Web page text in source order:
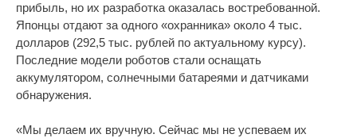
прибыль, но их разработка оказалась востребованной.
Японцы отдают за одного «охранника» около 4 тыс.
долларов (292,5 тыс. рублей по актуальному курсу).
Последние модели роботов стали оснащать
аккумулятором, солнечными батареями и датчиками
обнаружения.
«Мы делаем их вручную. Сейчас мы не успеваем их